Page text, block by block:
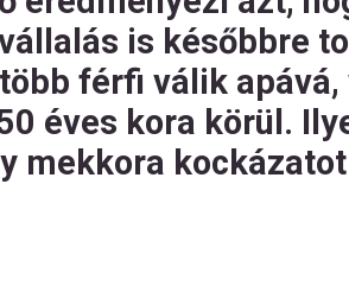
is későbbre
férfi válik
éves kora körül.
mekkora